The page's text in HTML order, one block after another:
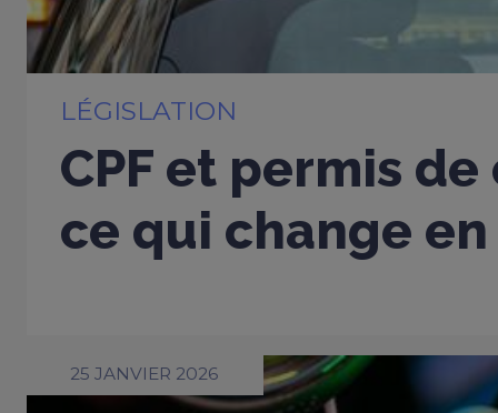
LÉGISLATION
CPF et permis
ce qui change
25 JANVIER 2026